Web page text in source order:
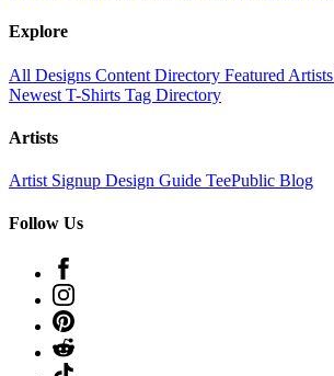
Explore
All Designs Content Directory Featured Artists
Newest T-Shirts Tag Directory
Artists
Artist Signup Design Guide TeePublic Blog
Follow Us